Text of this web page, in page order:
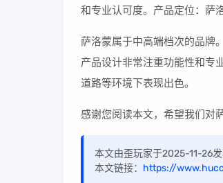
和专业认可度。产品定位：萨
萨洛蒙属于中高端档次的品牌
产品设计非常注重功能性和专
道路等环境下表现出色。
感谢您阅读本文，希望我们对
本文由歪玩家于2025-11-26
本文链接： https://